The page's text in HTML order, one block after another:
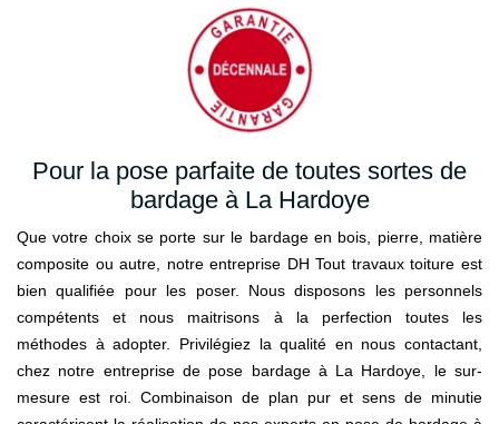
Pour la pose parfaite de toutes sortes de
bardage à La Hardoye
Que votre choix se porte sur le bardage en bois, pierre, matière
composite ou autre, notre entreprise DH Tout travaux toiture est
bien qualifiée pour les poser. Nous disposons les personnels
compétents et nous maitrisons à la perfection toutes les
méthodes à adopter. Privilégiez la qualité en nous contactant,
chez notre entreprise de pose bardage à La Hardoye, le sur-
mesure est roi. Combinaison de plan pur et sens de minutie